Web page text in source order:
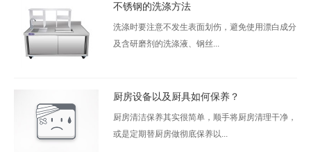
不锈钢的洗涤方法
洗涤时要注意不发生表面划伤，避免使用漂白成分
及含研磨剂的洗涤液、钢丝...
厨房设备以及厨具如何保养？
厨房清洁保养其实很简单，顺手将厨房清理干净，
或是定期替厨房做彻底保养以...